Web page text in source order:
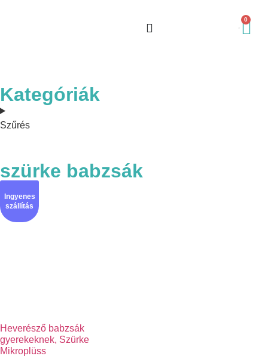
0
Kategóriák
Szűrés
szürke babzsák
Ingyenes
szállítás
Heverésző babzsák
gyerekeknek, Szürke
Mikroplüss